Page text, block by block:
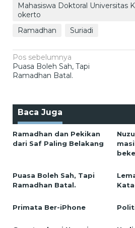
Mahasiswa Doktoral Universitas
okerto
Ramadhan
Suriadi
Navigasi
pos
Pos sebelumnya
Puasa Boleh Sah, Tapi
Ramadhan Batal.
Baca Juga
Ramadhan dan Pekikan
dari Saf Paling Belakang
Puasa Boleh Sah, Tapi
Ramadhan Batal.
Primata Ber-iPhone